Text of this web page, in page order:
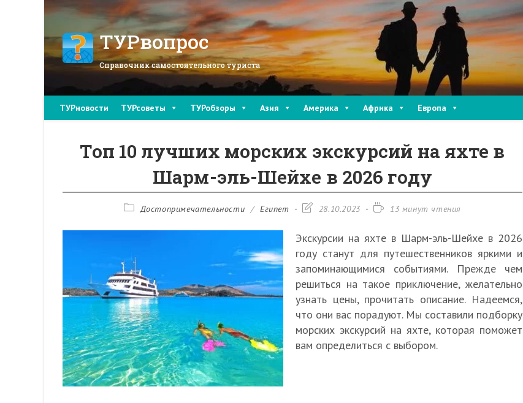
ТУРвопрос
Справочник самостоятельного туриста
ТУРновости ТУРсоветы ТУРобзоры Азия Америка Африка Европа
Топ 10 лучших морских экскурсий на яхте в
Шарм-эль-Шейхе в 2026 году
РубрикаДостопримечательности / Египет
Запись28.10.2023
Время13 минут чтения
Экскурсии на яхте в Шарм-эль-Шейхе в 2026
году станут для путешественников яркими и
запоминающимися событиями. Прежде чем
решиться на такое приключение, желательно
узнать цены, прочитать описание. Надеемся,
что они вас порадуют. Мы составили подборку
морских экскурсий на яхте, которая поможет
вам определиться с выбором.